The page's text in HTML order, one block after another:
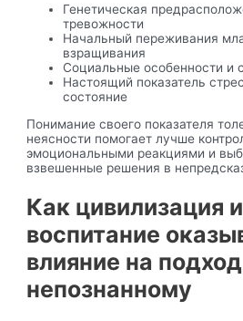
Генетическая
тревожности
Начальный переживания
взращивания
Социальные особенности и
Настоящий показатель
состояние
Понимание своего показателя
неясности помогает лучше
эмоциональными реакциями и
взвешенные решения в
Как цивилизация и
воспитание
влияние на
непознанному